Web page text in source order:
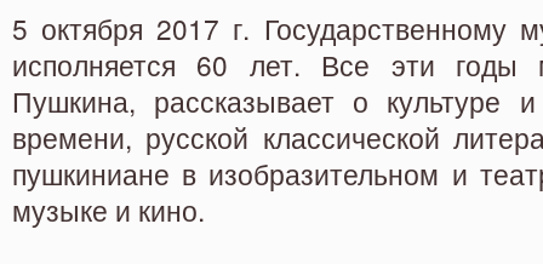
5 октября 2017 г. Государственному
исполняется 60 лет. Все эти годы
Пушкина, рассказывает о культуре
времени, русской классической
пушкиниане в изобразительном и
музыке и кино.